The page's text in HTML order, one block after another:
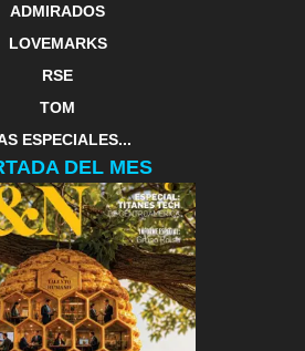
ADMIRADOS
LOVEMARKS
RSE
TOM
ESPECIALES...
DEL MES